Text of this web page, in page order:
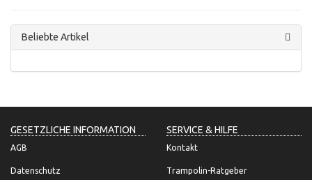
Beliebte Artikel
GESETZLICHE INFORMATION
AGB
Datenschutz
SERVICE & HILFE
Kontakt
Trampolin-Ratgeber